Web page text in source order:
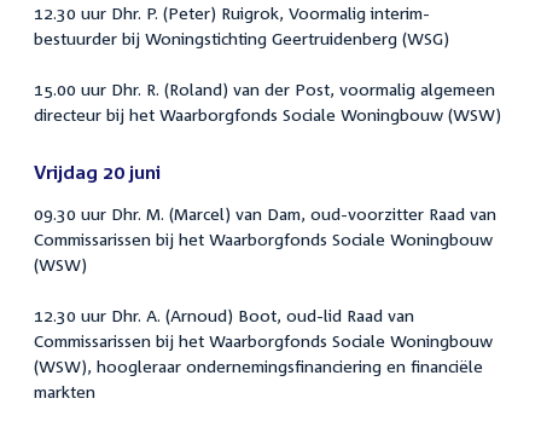
12.30 uur Dhr. P. (Peter) Ruigrok, Voormalig interim-
bestuurder bij Woningstichting Geertruidenberg (WSG)
15.00 uur Dhr. R. (Roland) van der Post, voormalig algemeen
directeur bij het Waarborgfonds Sociale Woningbouw (WSW)
Vrijdag 20 juni
09.30 uur Dhr. M. (Marcel) van Dam, oud-voorzitter Raad van
Commissarissen bij het Waarborgfonds Sociale Woningbouw
(WSW)
12.30 uur Dhr. A. (Arnoud) Boot, oud-lid Raad van
Commissarissen bij het Waarborgfonds Sociale Woningbouw
(WSW), hoogleraar ondernemingsfinanciering en financiële
markten